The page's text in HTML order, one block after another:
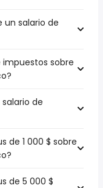
un salario de
impuestos sobre
de
de 1 000 $ sobre
de 5 000 $